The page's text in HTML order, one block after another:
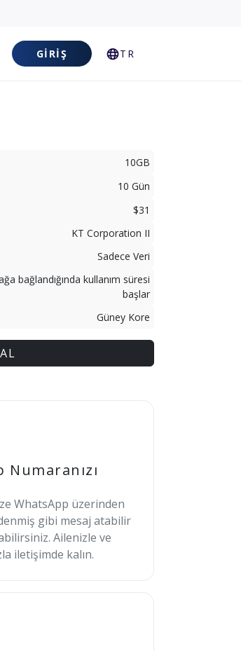
GIRIŞ TR
10GB
10 Gün
$31
KT Corporation II
Sadece Veri
bağlandığında kullanım süresi
başlar
Güney Kore
Numaranızı
WhatsApp üzerinden
gibi mesaj atabilir
Ailenizle ve
iletişimde kalın.